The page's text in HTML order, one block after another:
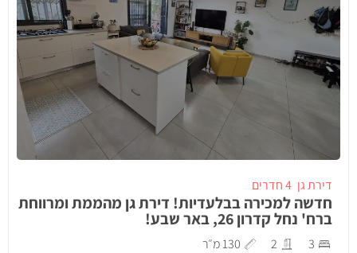
דירת גן 4 חדרים
חדשה למכירה בבלעדיות! דירת גן מהממת ומרווחת
ברח' נחל קדרון 26, באר שבע!
3
2 130 מ״ר